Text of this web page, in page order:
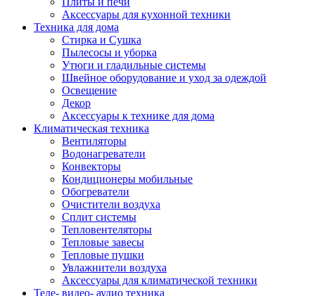
Аксессуары для кухонной техники
Техника для дома
Стирка и Сушка
Пылесосы и уборка
Утюги и гладильные системы
Швейное оборудование и уход за одеждой
Освещение
Декор
Аксессуары к технике для дома
Климатическая техника
Вентиляторы
Водонагреватели
Конвекторы
Кондиционеры мобильные
Обогреватели
Очистители воздуха
Сплит системы
Тепловентеляторы
Тепловые завесы
Тепловые пушки
Увлажнители воздуха
Аксессуары для климатической техники
Теле- видео- аудио техника